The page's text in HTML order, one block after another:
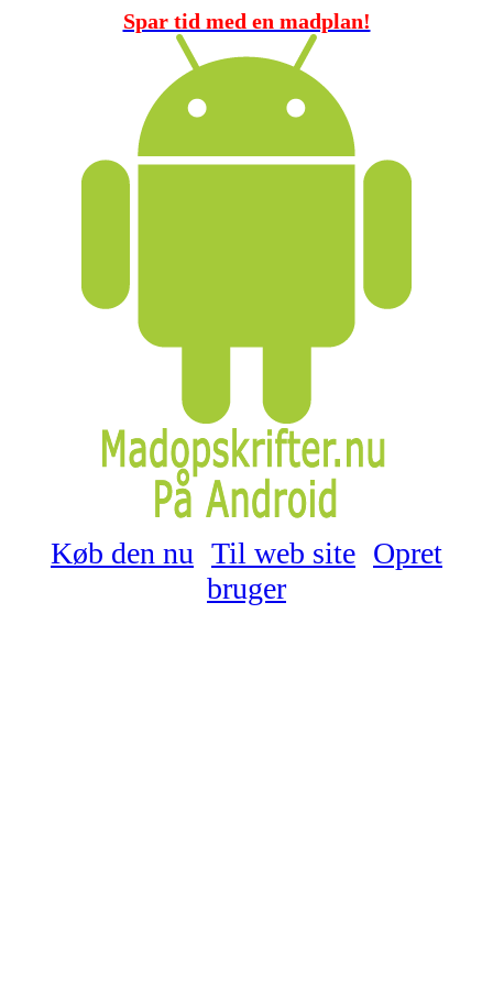
Spar tid med en madplan!
Køb den nu Til web site Opret
bruger